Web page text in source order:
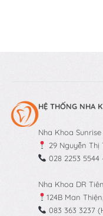
HỆ THỐNG NHA
Nha Khoa Sunrise
29 Nguyễn Thị
028 2253
Nha Khoa DR Tiên
124B Man
083 363 3237